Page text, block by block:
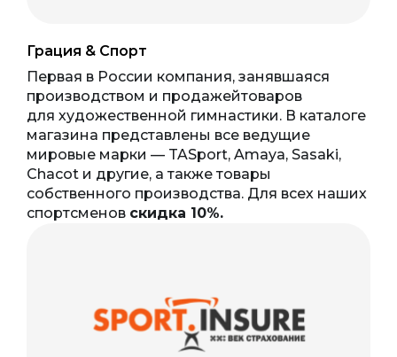
Грация & Спорт
Первая в России компания, занявшаяся
производством и продажейтоваров
для художественной гимнастики. В каталоге
магазина представлены все ведущие
мировые марки — TASport, Amaya, Sasaki,
Chacot и другие, а также товары
собственного производства. Для всех наших
спортсменов скидка 10%.